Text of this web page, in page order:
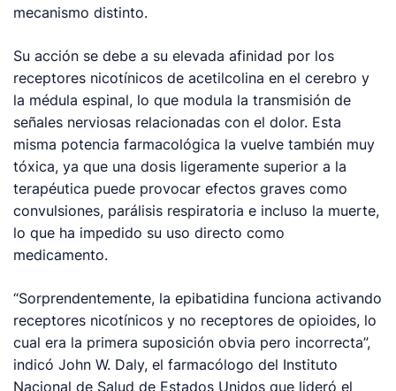
mecanismo distinto.
Su acción se debe a su elevada afinidad por los
receptores nicotínicos de acetilcolina en el cerebro y
la médula espinal, lo que modula la transmisión de
señales nerviosas relacionadas con el dolor. Esta
misma potencia farmacológica la vuelve también muy
tóxica, ya que una dosis ligeramente superior a la
terapéutica puede provocar efectos graves como
convulsiones, parálisis respiratoria e incluso la muerte,
lo que ha impedido su uso directo como
medicamento.
“Sorprendentemente, la epibatidina funciona activando
receptores nicotínicos y no receptores de opioides, lo
cual era la primera suposición obvia pero incorrecta”,
indicó John W. Daly, el farmacólogo del Instituto
Nacional de Salud de Estados Unidos que lideró el